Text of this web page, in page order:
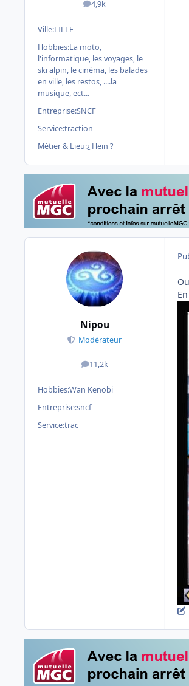
4,9k
messages
Ville:LILLE
Hobbies:La moto,
l'informatique, les voyages, le
ski alpin, le cinéma, les balades
en ville, les restos, ....la
musique, ect...
Entreprise:SNCF
Service:traction
Métier & Lieu:¿ Hein ?
Nipou
Modérateur
11,2k
messages
Hobbies:Wan Kenobi
Entreprise:sncf
Service:trac